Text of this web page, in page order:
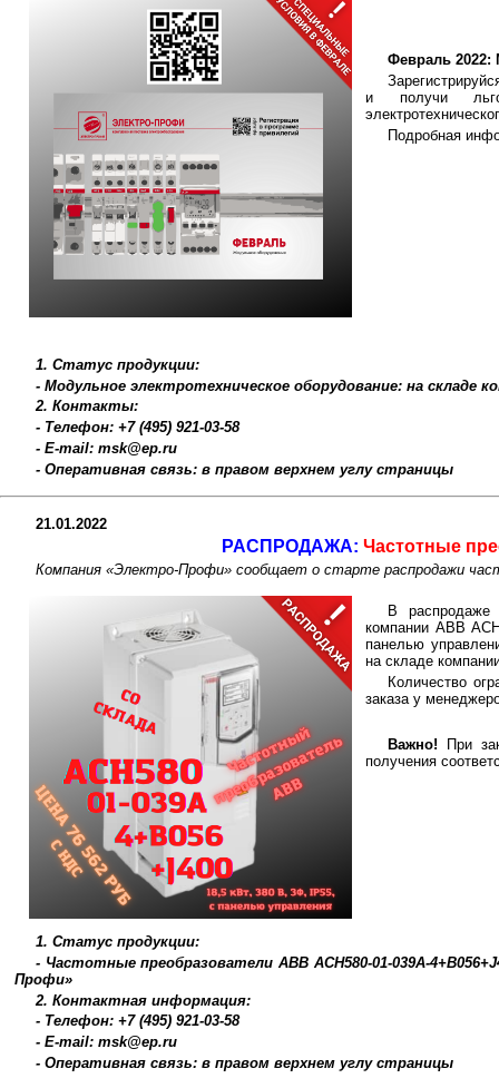
Февраль 2022:
и получи
Подробная
1. Статус продукции:
- Модульное электротехническое оборудование: на складе
2. Контакты:
- Телефон: +7 (495) 921-03-58
- E-mail: msk@ep.ru
- Оперативная связь: в правом верхнем углу страницы
21.01.2022
РАСПРОДАЖА: Частотные
Компания «Электро-Профи» сообщает о старте распродажи
В распродаже
компании ABB
панелью
на складе
Количество
заказа у
Важно! При
получения
1. Статус продукции:
- Частотные преобразователи ABB ACH580-01-039A-
Профи»
2. Контактная информация:
- Телефон: +7 (495) 921-03-58
- E-mail: msk@ep.ru
- Оперативная связь: в правом верхнем углу страницы